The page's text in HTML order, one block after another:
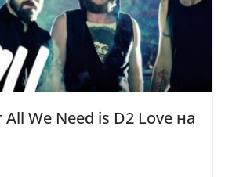
All We Need is D2 Love на